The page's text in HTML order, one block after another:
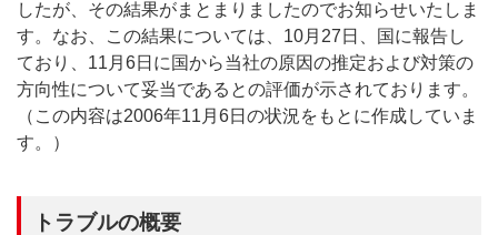
したが、その結果がまとまりましたのでお知らせいたしま
す。なお、この結果については、10月27日、国に報告し
ており、11月6日に国から当社の原因の推定および対策の
方向性について妥当であるとの評価が示されております。
（この内容は2006年11月6日の状況をもとに作成していま
す。）
トラブルの概要